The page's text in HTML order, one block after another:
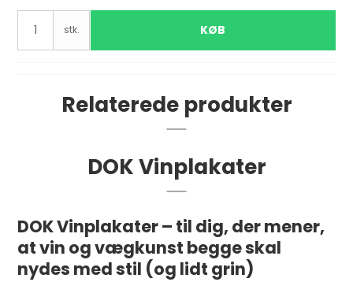
stk. KØB
Relaterede produkter
DOK Vinplakater
DOK Vinplakater – til dig, der mener,
at vin og vægkunst begge skal
nydes med stil (og lidt grin)